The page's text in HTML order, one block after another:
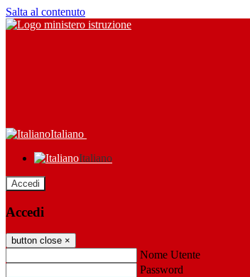
Salta al contenuto
Italiano
Italiano
Accedi
Accedi
button close ×
Nome Utente
Password